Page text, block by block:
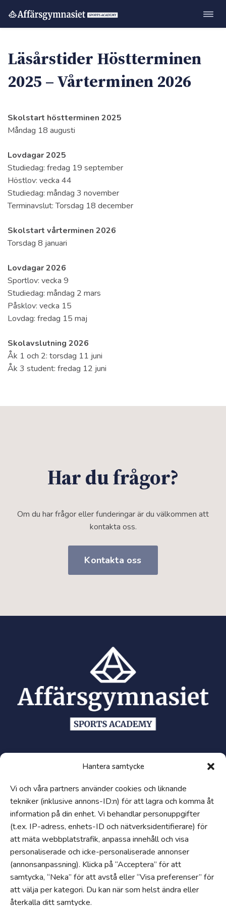
Hantera samtycke
Vi och våra partners använder cookies och liknande
tekniker (inklusive annons-ID:n) för att lagra och komma åt
information på din enhet. Vi behandlar personuppgifter
(t.ex. IP-adress, enhets-ID och nätverksidentifierare) för
att mäta webbplatstrafik, anpassa innehåll och visa
personaliserade och icke-personaliserade annonser
(annonsanpassning). Klicka på “Acceptera” för att
samtycka, “Neka” för att avstå eller “Visa preferenser” för
att välja per kategori. Du kan när som helst ändra eller
återkalla ditt samtycke.
Hoppa
Läsårstider Höstterminen
2025 – Vårterminen 2026
Skolstart höstterminen 2025
Måndag 18 augusti
Lovdagar 2025
Studiedag: fredag 19 september
Höstlov: vecka 44
Studiedag: måndag 3 november
Terminavslut: Torsdag 18 december
Skolstart vårterminen 2026
Torsdag 8 januari
Lovdagar 2026
Sportlov: vecka 9
Studiedag: måndag 2 mars
Påsklov: vecka 15
Lovdag: fredag 15 maj
Skolavslutning 2026
Åk 1 och 2: torsdag 11 juni
Åk 3 student: fredag 12 juni
Har du frågor?
Om du har frågor eller funderingar är du välkommen att
kontakta oss.
Kontakta oss
Snabblänkar
Visselblåsartjänst
Tillgänglighetsredogörelse
Hantering av personuppgifter och cookies
Uppförandekod
Om
Jobba hos oss
Edukatus Alliance
Progress